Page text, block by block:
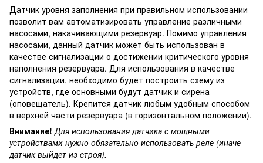
Датчик уровня заполнения при правильном использовании
позволит вам автоматизировать управление различными
насосами, накачивающими резервуар. Помимо управления
насосами, данный датчик может быть использован в
качестве сигнализации о достижении критического уровня
наполнения резервуара. Для использования в качестве
сигнализации, необходимо будет построить схему из
устройств, где основными будут датчик и сирена
(оповещатель). Крепится датчик любым удобным способом
в верхней части резервуара (в горизонтальном положении).
Внимание! Для использования датчика с мощными
устройствами нужно обязательно использовать реле (иначе
датчик выйдет из строя).